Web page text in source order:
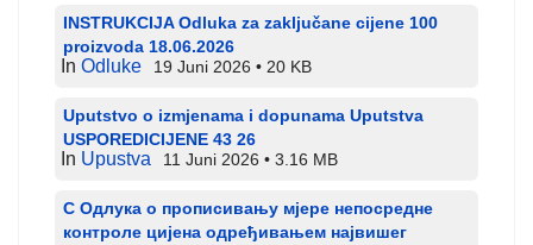
INSTRUKCIJA Odluka za zaključane cijene 100
proizvoda 18.06.2026
In Odluke 19 Juni 2026 20 KB
Uputstvo o izmjenama i dopunama Uputstva
USPOREDICIJENE 43 26
In Upustva 11 Juni 2026 3.16 MB
С Одлука о прописивању мјере непосредне
контроле цијена одређивањем највишег